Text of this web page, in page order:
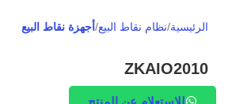
الرئيسية نظام نقاط البيع أجهزة نقاط البيع
ZKAIO2010
للاستعلام عن المنتج